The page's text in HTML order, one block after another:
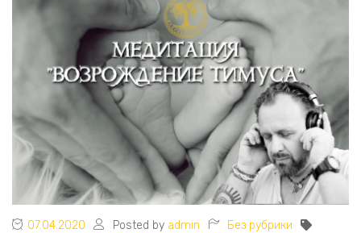
07.04.2020 Posted by admin
Без рубрики